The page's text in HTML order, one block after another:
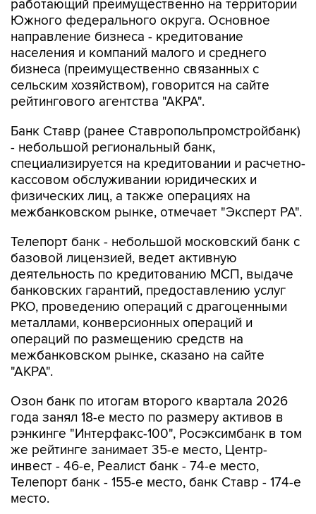
работающий преимущественно на территории
Южного федерального округа. Основное
направление бизнеса - кредитование
населения и компаний малого и среднего
бизнеса (преимущественно связанных с
сельским хозяйством), говорится на сайте
рейтингового агентства "АКРА".
Банк Ставр (ранее Ставропольпромстройбанк)
- небольшой региональный банк,
специализируется на кредитовании и расчетно-
кассовом обслуживании юридических и
физических лиц, а также операциях на
межбанковском рынке, отмечает "Эксперт РА".
Телепорт банк - небольшой московский банк с
базовой лицензией, ведет активную
деятельность по кредитованию МСП, выдаче
банковских гарантий, предоставлению услуг
РКО, проведению операций с драгоценными
металлами, конверсионных операций и
операций по размещению средств на
межбанковском рынке, сказано на сайте
"АКРА".
Озон банк по итогам второго квартала 2026
года занял 18-е место по размеру активов в
рэнкинге "Интерфакс-100", Росэксимбанк в том
же рейтинге занимает 35-е место, Центр-
инвест - 46-е, Реалист банк - 74-е место,
Телепорт банк - 155-е место, банк Ставр - 174-е
место.